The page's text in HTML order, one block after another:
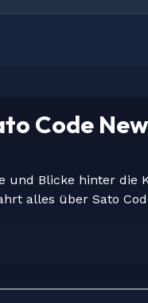
Code
und Blicke hinter die
alles über Sato